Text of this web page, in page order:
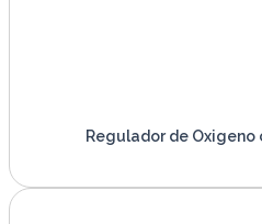
Regulador de Oxigeno